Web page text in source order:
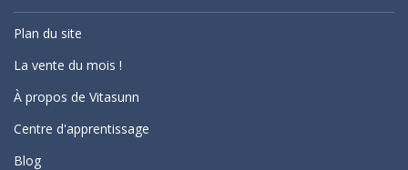
Plan du site
La vente du mois !
À propos de Vitasunn
Centre d'apprentissage
Blog